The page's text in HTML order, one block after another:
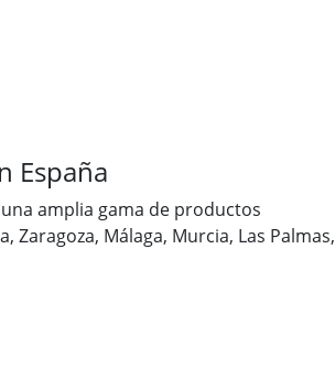
España
amplia gama de productos
Zaragoza, Málaga, Murcia, Las Palmas,